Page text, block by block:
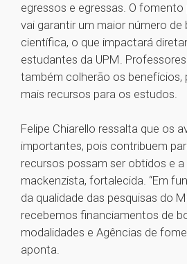
egressos e egressas. O
vai garantir um maior número de
científica, o que impactará
estudantes da UPM.
também colherão os benefícios,
mais recursos para os estudos.
Felipe Chiarello ressalta que os
importantes, pois contribuem
recursos possam ser obtidos e a
mackenzista, fortalecida. “Em
da qualidade das pesquisas do
recebemos financiamentos de
modalidades e Agências de
aponta.